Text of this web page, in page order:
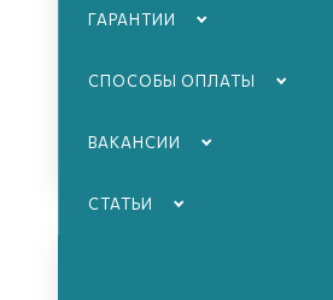
ГАРАНТИИ
СПОСОБЫ ОПЛАТЫ
ВАКАНСИИ
СТАТЬИ